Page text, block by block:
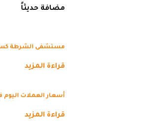
مضافة حديثاً
مستشفى الشرطة
قراءة المزيد
أسعار العملات اليوم
قراءة المزيد